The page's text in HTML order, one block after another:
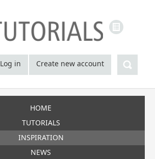
Log in Create new account
HOME
TUTORIALS
INSPIRATION
NEWS